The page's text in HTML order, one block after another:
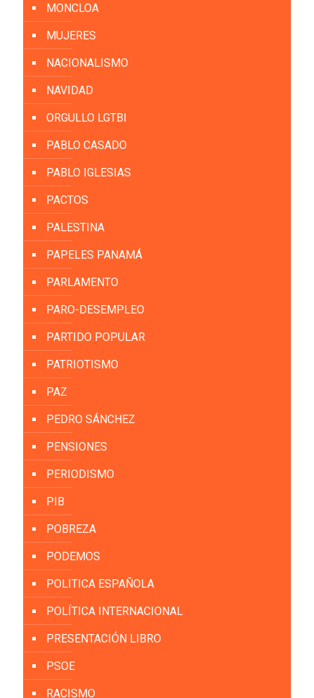
MONCLOA
MUJERES
NACIONALISMO
NAVIDAD
ORGULLO LGTBI
PABLO CASADO
PABLO IGLESIAS
PACTOS
PALESTINA
PAPELES PANAMÁ
PARLAMENTO
PARO-DESEMPLEO
PARTIDO POPULAR
PATRIOTISMO
PAZ
PEDRO SÁNCHEZ
PENSIONES
PERIODISMO
PIB
POBREZA
PODEMOS
POLITICA ESPAÑOLA
POLÍTICA INTERNACIONAL
PRESENTACIÓN LIBRO
PSOE
RACISMO